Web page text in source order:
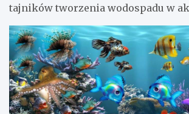
tajników tworzenia wodospadu w